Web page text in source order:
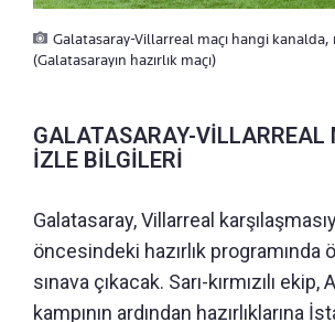
Galatasaray-Villarreal maçı hangi kanalda,
(Galatasarayın hazırlık maçı)
GALATASARAY-VİLLARREAL
İZLE BİLGİLERİ
Galatasaray, Villarreal
öncesindeki hazırlık programında
sınava çıkacak. Sarı-kırmızılı
kampının ardından hazırlıklarına